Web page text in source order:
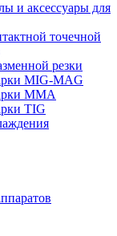
и аксессуары для
точечной
резки
MIG-MAG
MMA
TIG